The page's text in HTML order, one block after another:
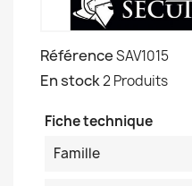
RéférenceSAV1015
En stock2 Produits
Fiche technique
Famille